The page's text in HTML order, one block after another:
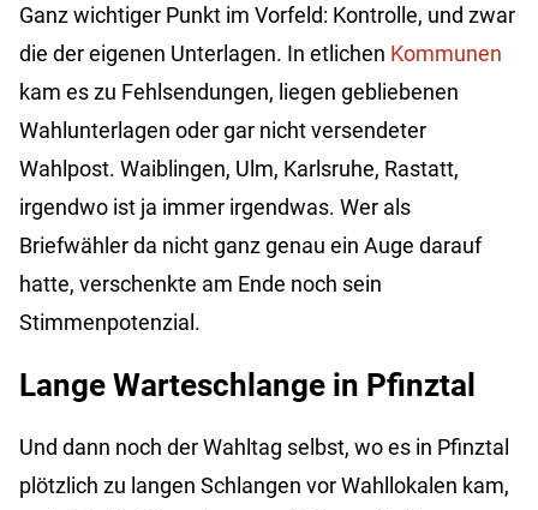
Ganz wichtiger Punkt im Vorfeld: Kontrolle, und zwar
die der eigenen Unterlagen. In etlichen Kommunen
kam es zu Fehlsendungen, liegen gebliebenen
Wahlunterlagen oder gar nicht versendeter
Wahlpost. Waiblingen, Ulm, Karlsruhe, Rastatt,
irgendwo ist ja immer irgendwas. Wer als
Briefwähler da nicht ganz genau ein Auge darauf
hatte, verschenkte am Ende noch sein
Stimmenpotenzial.
Lange Warteschlange in Pfinztal
Und dann noch der Wahltag selbst, wo es in Pfinztal
plötzlich zu langen Schlangen vor Wahllokalen kam,